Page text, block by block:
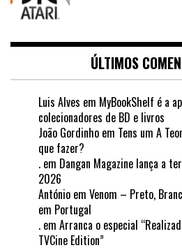
ÚLTIMOS
Luis Alves em MyBookShelf é a
colecionadores de BD e livros
João Gordinho em Tens um A
que fazer?
. em Dangan Magazine lança a
2026
António em Venom – Preto,
em Portugal
. em Arranca o especial
TVCine Edition”